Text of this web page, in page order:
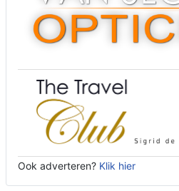
Ook adverteren? Klik hier